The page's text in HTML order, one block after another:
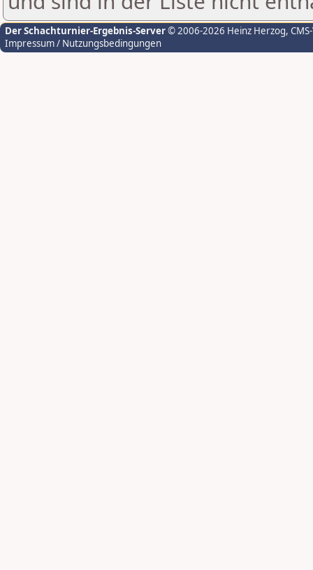
Der Schachturnier-Ergebnis-Server© 2006-2026 Heinz Herzog,
Impressum / Nutzungsbedingungen